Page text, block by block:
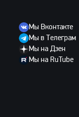
Мы Вконтакте
Мы в Телеграм
Мы на Дзен
Мы на RuTube